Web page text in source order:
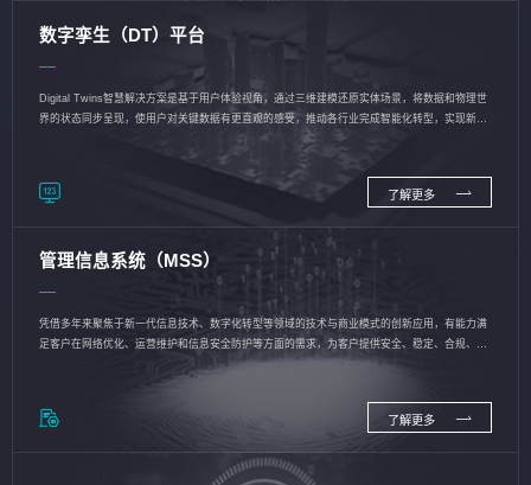
数字孪生（DT）平台
Digital Twins智慧解决方案是基于用户体验视角，通过三维建模还原实体场景，将数据和物理世
界的状态同步呈现，使用户对关键数据有更直观的感受，推动各行业完成智能化转型，实现新旧
了解更多
管理信息系统（MSS）
凭借多年来聚焦于新一代信息技术、数字化转型等领域的技术与商业模式的创新应用，有能力满
足客户在网络优化、运营维护和信息安全防护等方面的需求，为客户提供安全、稳定、合规、持
了解更多